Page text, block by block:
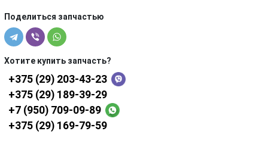
Поделиться запчастью
Хотите купить запчасть?
+375 (29) 203-43-23
+375 (29) 189-39-29
+7 (950) 709-09-89
+375 (29) 169-79-59